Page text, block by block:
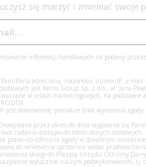
się marzyć i zmieniać swoje
informacji handlowych na podany
Pana adres imię, nazwisko, numer IP, e-mail.
jest Kerris Group Sp. z o.o., al. Jana
w celach marketingowych, na
jest dobrowolne, jednakże brak wyrażenia
przez okres do dnia wypisania się
żądania dostępu do treści danych
prawo do cofnięcia zgody w dowolnym
do wniesienia sprzeciwu wobec
skargi do Prezesa Urzędu Ochrony
wyłącznie naszym podwykonawcom, tj.